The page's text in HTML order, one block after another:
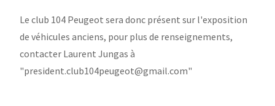
Le club 104 Peugeot sera donc présent sur l'exposition
de véhicules anciens, pour plus de renseignements,
contacter Laurent Jungas à
"president.club104peugeot@gmail.com"